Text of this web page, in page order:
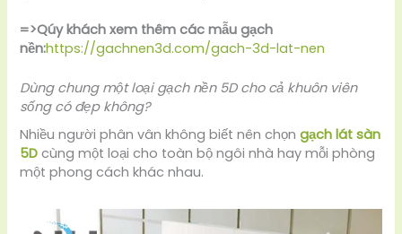
=>Qúy khách xem thêm các mẫu gạch
nền:https://gachnen3d.com/gach-3d-lat-nen
Dùng chung một loại gạch nền 5D cho cả khuôn viên
sống có đẹp không?
Nhiều người phân vân không biết nên chọngạch lát sàn
5D cùng một loại cho toàn bộ ngôi nhà hay mỗi phòng
một phong cách khác nhau.